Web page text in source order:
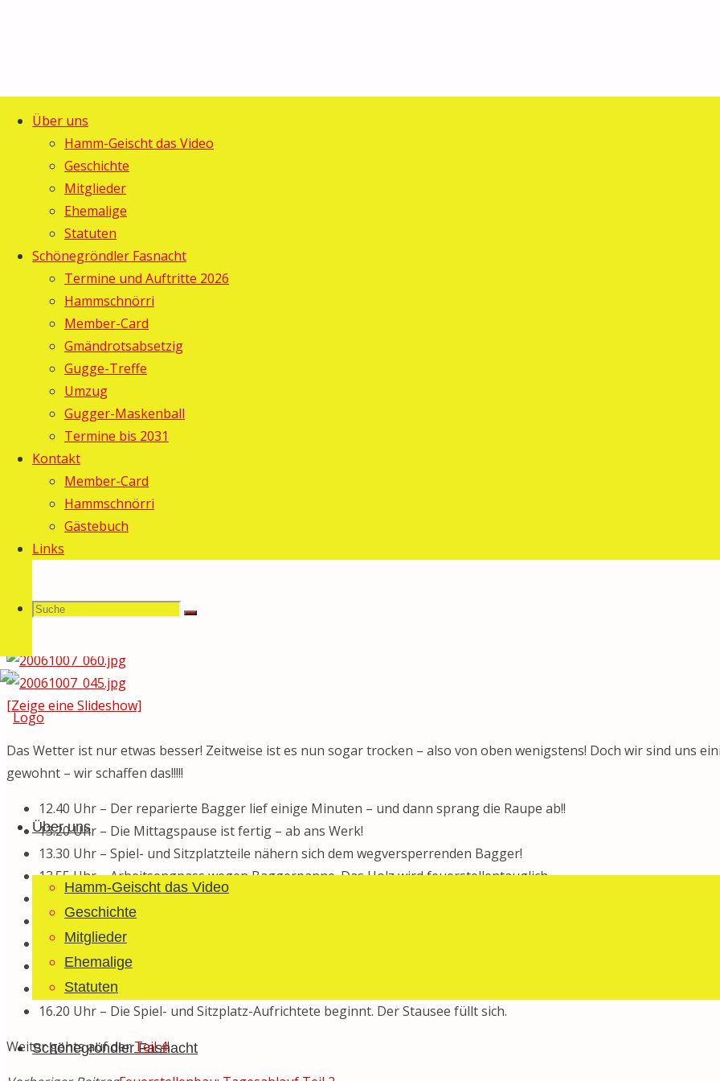
Über uns
Hamm-Geischt das Video
Geschichte
Mitglieder
Ehemalige
Statuten
Schönegröndler Fasnacht
Termine und Auftritte 2026
Hammschnörri
Member-Card
Gmändrotsabsetzig
Gugge-Treffe
Umzug
Gugger-Maskenball
Termine bis 2031
Kontakt
Member-Card
Hammschnörri
Gästebuch
Links
Suche
Suchen
nach:
Suche
Guggemusig
Bläächi-
Lömpe
Schönegrond
Inhalt
springenÜber uns
Hamm-Geischt das Video
Geschichte
Mitglieder
Ehemalige
Statuten
Schönegröndler Fasnacht
Start
FeuerstelleAlfred's Wasserfall
Feuerstellenbau: Tagesablauf Teil 3
7. Oktober 2006
[Zeige eine Slideshow]
Das Wetter ist nur etwas besser! Zeitweise ist es nun sogar trocken – also von oben wenigstens! Doch wir sind uns
gewohnt – wir schaffen das!!!!!
12.40 Uhr – Der reparierte Bagger lief einige Minuten – und dann sprang die Raupe ab!!
13.20 Uhr – Die Mittagspause ist fertig – ab ans Werk!
13.30 Uhr – Spiel- und Sitzplatzteile nähern sich dem wegversperrenden Bagger!
13.55 Uhr – Arbeitsengpass wegen Baggerpanne. Das Holz wird feuerstellentauglich.
14.15 Uhr – Länger warten wir nicht! Der Staudamm wird in Handarbeit mit Holz erstellt.
14.30 Uhr – Der Bagger erreicht nach weiterem Raupenverlust den Feuerstellenplatz!!!
15.15 Uhr – Der Staudamm nimmt Gestalt an. Max und Bagger formen Steinplateau.
15.40 Uhr – Feuerstellenplanie ist im zentralen Bereich abgeschlossen
15.45 Uhr – Das Betonfundament der eigentlichen Feuerstelle ist erstellt.
16.20 Uhr – Die Spiel- und Sitzplatz-Aufrichtete beginnt. Der Stausee füllt sich.
Weiter gehts auf derTeil 4!